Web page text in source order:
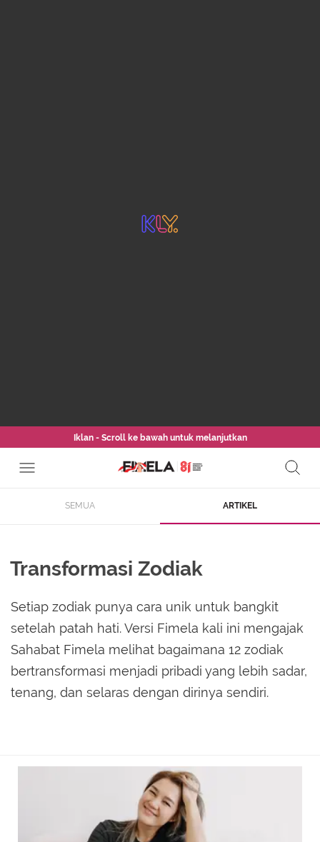
Iklan - Scroll ke bawah untuk melanjutkan
SEMUA ARTIKEL
Transformasi Zodiak
Setiap zodiak punya cara unik untuk bangkit
setelah patah hati. Versi Fimela kali ini mengajak
Sahabat Fimela melihat bagaimana 12 zodiak
bertransformasi menjadi pribadi yang lebih sadar,
tenang, dan selaras dengan dirinya sendiri.